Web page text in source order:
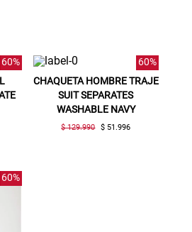
60% 60%
CHAQUETA HOMBRE TRAJE
SUIT SEPARATES
WASHABLE NAVY
$ 129.990 $ 51.996
60%